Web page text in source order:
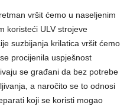
vršit ćemo u naseljenim
koristeći ULV strojeve
suzbijanja krilatica vršit ćemo
procijenila uspješnost
se građani da bez potrebe
a naročito se to odnosi
koji se koristi mogao